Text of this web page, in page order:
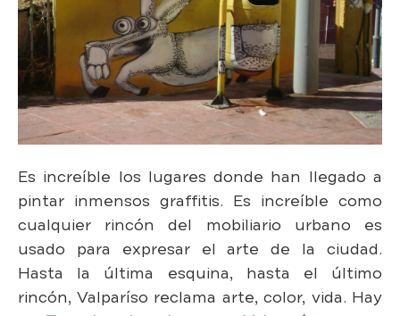
Es increíble los lugares donde han llegado a
pintar inmensos graffitis. Es increíble como
cualquier rincón del mobiliario urbano es
usado para expresar el arte de la ciudad.
Hasta la última esquina, hasta el último
rincón, Valparíso reclama arte, color, vida. Hay